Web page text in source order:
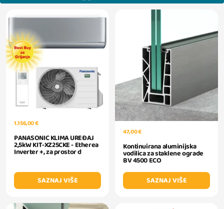
1.156,00 €
PANASONIC KLIMA UREĐAJ
2,5kW KIT-XZ25CKE - Etherea
Inverter +, za prostor d
SAZNAJ VIŠE
47,00 €
Kontinuirana aluminijska
vodilica za staklene ograde
BV 4500 ECO
SAZNAJ VIŠE